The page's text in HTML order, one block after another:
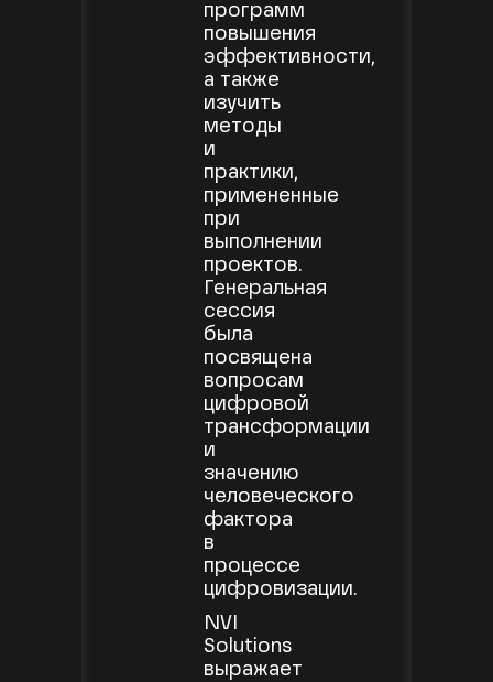
программ
повышения
эффективности,
а также
изучить
методы
и
практики,
примененные
при
выполнении
проектов.
Генеральная
сессия
была
посвящена
вопросам
цифровой
трансформации
и
значению
человеческого
фактора
в
процессе
цифровизации.
NVI
Solutions
выражает